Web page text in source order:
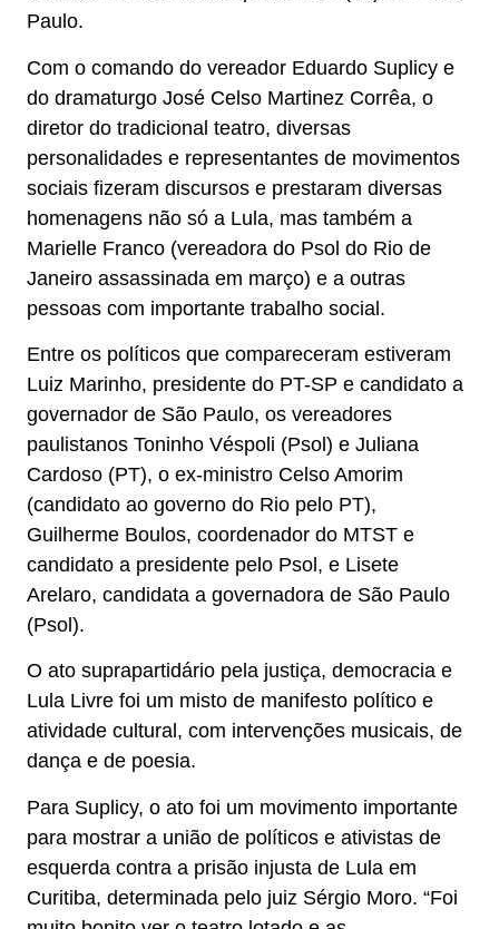
Paulo.
Com o comando do vereador Eduardo Suplicy e
do dramaturgo José Celso Martinez Corrêa, o
diretor do tradicional teatro, diversas
personalidades e representantes de movimentos
sociais fizeram discursos e prestaram diversas
homenagens não só a Lula, mas também a
Marielle Franco (vereadora do Psol do Rio de
Janeiro assassinada em março) e a outras
pessoas com importante trabalho social.
Entre os políticos que compareceram estiveram
Luiz Marinho, presidente do PT-SP e candidato a
governador de São Paulo, os vereadores
paulistanos Toninho Véspoli (Psol) e Juliana
Cardoso (PT), o ex-ministro Celso Amorim
(candidato ao governo do Rio pelo PT),
Guilherme Boulos, coordenador do MTST e
candidato a presidente pelo Psol, e Lisete
Arelaro, candidata a governadora de São Paulo
(Psol).
O ato suprapartidário pela justiça, democracia e
Lula Livre foi um misto de manifesto político e
atividade cultural, com intervenções musicais, de
dança e de poesia.
Para Suplicy, o ato foi um movimento importante
para mostrar a união de políticos e ativistas de
esquerda contra a prisão injusta de Lula em
Curitiba, determinada pelo juiz Sérgio Moro. “Foi